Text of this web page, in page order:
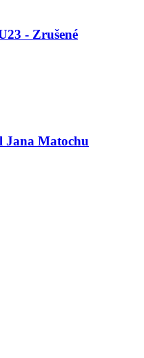
- Zrušené
Jana Matochu